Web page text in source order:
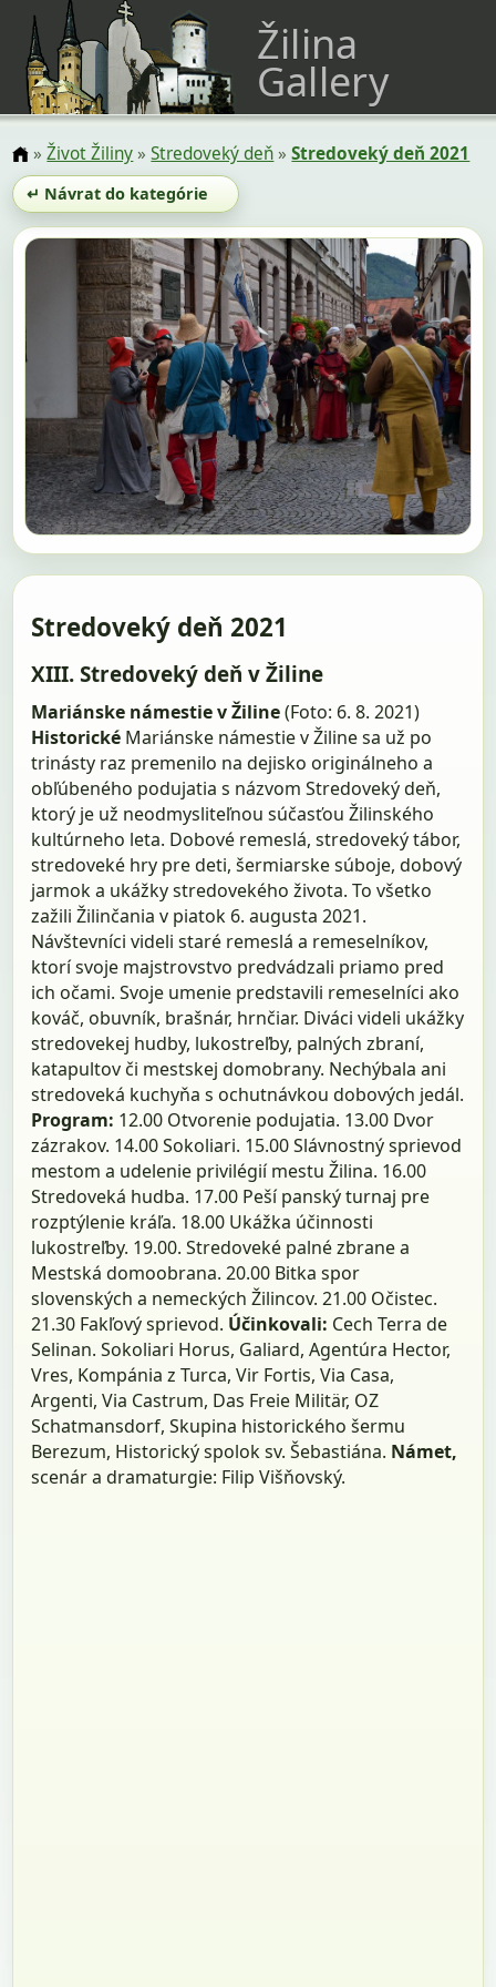
Žilina
Gallery
»Život Žiliny»Stredoveký deň»Stredoveký deň 2021
↵ Návrat do kategórie
Stredoveký deň 2021
XIII. Stredoveký deň v Žiline
Mariánske námestie v Žiline(Foto: 6. 8. 2021)
Historické Mariánske námestie v Žiline sa už po
trinásty raz premenilo na dejisko originálneho a
obľúbeného podujatia s názvom Stredoveký deň,
ktorý je už neodmysliteľnou súčasťou Žilinského
kultúrneho leta. Dobové remeslá, stredoveký tábor,
stredoveké hry pre deti, šermiarske súboje, dobový
jarmok a ukážky stredovekého života. To všetko
zažili Žilinčania v piatok 6. augusta 2021.
Návštevníci videli staré remeslá a remeselníkov,
ktorí svoje majstrovstvo predvádzali priamo pred
ich očami. Svoje umenie predstavili remeselníci ako
kováč, obuvník, brašnár, hrnčiar. Diváci videli ukážky
stredovekej hudby, lukostreľby, palných zbraní,
katapultov či mestskej domobrany. Nechýbala ani
stredoveká kuchyňa s ochutnávkou dobových jedál.
Program: 12.00 Otvorenie podujatia. 13.00 Dvor
zázrakov. 14.00 Sokoliari. 15.00 Slávnostný sprievod
mestom a udelenie privilégií mestu Žilina. 16.00
Stredoveká hudba. 17.00 Peší panský turnaj pre
rozptýlenie kráľa. 18.00 Ukážka účinnosti
lukostreľby. 19.00. Stredoveké palné zbrane a
Mestská domoobrana. 20.00 Bitka spor
slovenských a nemeckých Žilincov. 21.00 Očistec.
21.30 Fakľový sprievod. Účinkovali: Cech Terra de
Selinan. Sokoliari Horus, Galiard, Agentúra Hector,
Vres, Kompánia z Turca, Vir Fortis, Via Casa,
Argenti, Via Castrum, Das Freie Militär, OZ
Schatmansdorf, Skupina historického šermu
Berezum, Historický spolok sv. Šebastiána. Námet,
scenár a dramaturgie: Filip Višňovský.